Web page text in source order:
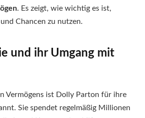
. Es zeigt, wie wichtig es ist,
Chancen zu nutzen.
und ihr Umgang mit
Vermögens ist Dolly Parton für ihre
Sie spendet regelmäßig Millionen